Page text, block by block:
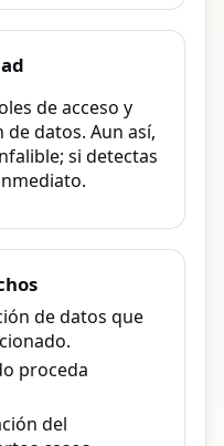
de acceso y
datos. Aun así,
si detectas
de datos que
proceda
del